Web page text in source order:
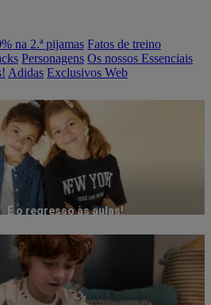
na 2.ª pijamas Fatos de treino
Personagens Os nossos Essenciais
Adidas Exclusivos Web
É o regresso às aulas!